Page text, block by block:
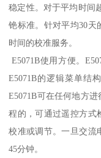
稳定性。对于平均时间
铯标准。针对平均30天
时间的校准服务。
E5071B使用方便。
E5071B的逻辑菜单结
E5071B可在任何地方
程的，可通过遥控方式
校准或调节。一旦交流
45分钟。